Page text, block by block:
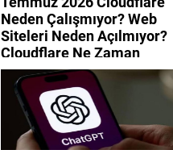
Neden Çalışmıyor? Web
Siteleri Neden Açılmıyor?
Cloudflare Ne Zaman
Düzelecek?